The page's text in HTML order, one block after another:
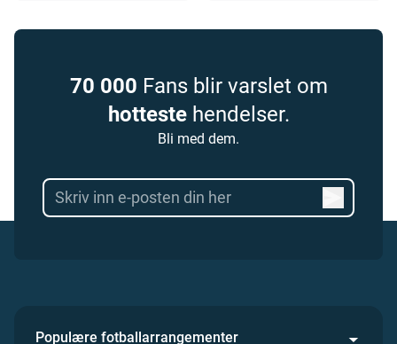
70 000 Fans blir varslet om
hottestehendelser.
Bli med dem.
Populære fotballarrangementer